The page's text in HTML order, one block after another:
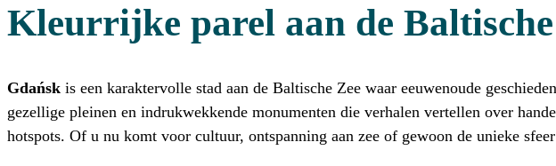
Kleurrijke parel aan de
Gdańsk is een karaktervolle stad aan de Baltische Zee waar eeuwenoude
gezellige pleinen en indrukwekkende monumenten die verhalen vertellen over
hotspots. Of u nu komt voor cultuur, ontspanning aan zee of gewoon de unieke